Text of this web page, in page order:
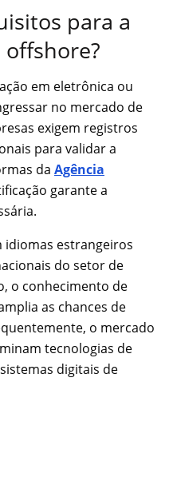
para a
em eletrônica ou
no mercado de
exigem registros
para validar a
da Agência
garante a
idiomas estrangeiros
do setor de
o conhecimento de
as chances de
o mercado
tecnologias de
digitais de